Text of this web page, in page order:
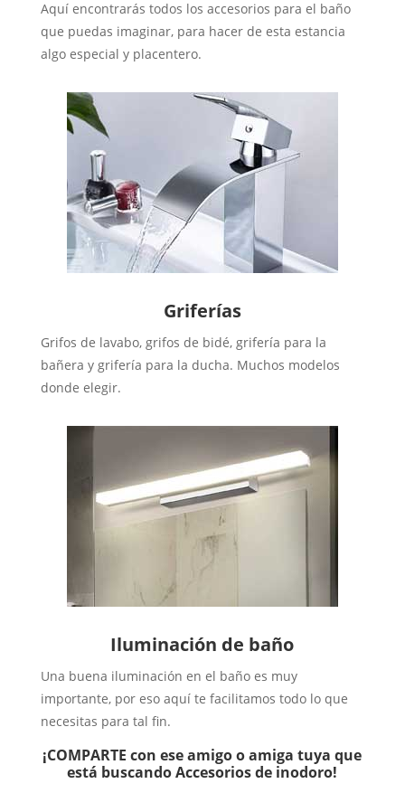
Aquí encontrarás todos los accesorios para el baño
que puedas imaginar, para hacer de esta estancia
algo especial y placentero.
Griferías
Grifos de lavabo, grifos de bidé, grifería para la
bañera y grifería para la ducha. Muchos modelos
donde elegir.
Iluminación de baño
Una buena iluminación en el baño es muy
importante, por eso aquí te facilitamos todo lo que
necesitas para tal fin.
¡COMPARTE con ese amigo o amiga tuya que
está buscando Accesorios de inodoro!